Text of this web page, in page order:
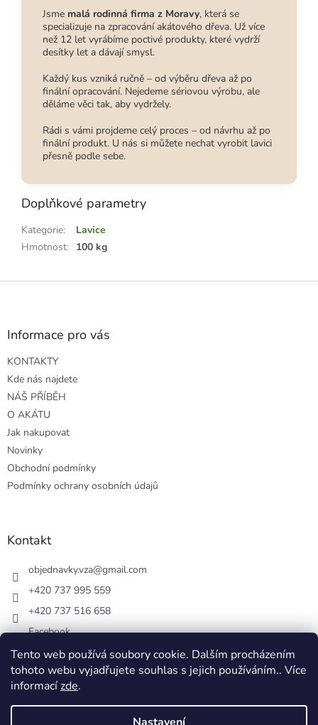
Tento web používá soubory cookie. Dalším procházením
tohoto webu vyjadřujete souhlas s jejich používáním.. Více
informacízde.
Jsme malá rodinná firma z Moravy, která se
specializuje na zpracování akátového dřeva. Už více
než 12 let vyrábíme poctivé produkty, které vydrží
desítky let a dávají smysl.
Každý kus vzniká ručně – od výběru dřeva až po
finální opracování. Nejedeme sériovou výrobu, ale
děláme věci tak, aby vydržely.
Rádi s vámi projdeme celý proces – od návrhu až po
finální produkt. U nás si můžete nechat vyrobit lavici
přesně podle sebe.
Doplňkové parametry
Kategorie:
Lavice
Hmotnost: 100 kg
Z
Informace pro vás
KONTAKTY
Kde nás najdete
NÁŠ PŘÍBĚH
O AKÁTU
Jak nakupovat
Novinky
Obchodní podmínky
Podmínky ochrany osobních údajů
Kontakt
objednavky.vza@gmail.com
+420 737 995 559
+420 737 516 658
Facebook
vsezakatu/
+420 737 516 658